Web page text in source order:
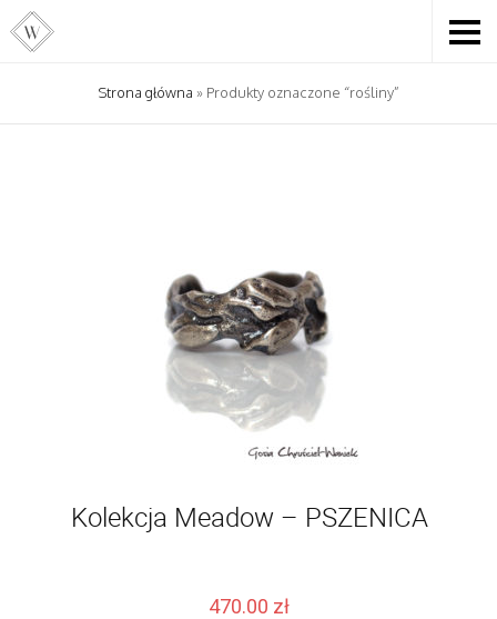
Strona główna » Produkty oznaczone “rośliny”
Kolekcja Meadow – PSZENICA
470.00 zł